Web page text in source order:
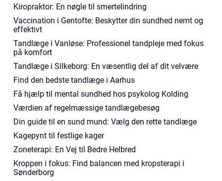
Kiropraktor: En nøgle til smertelindring
Vaccination i Gentofte: Beskytter din sundhed nemt og
effektivt
Tandlæge i Vanløse: Professionel tandpleje med fokus
på komfort
Tandlæge i Silkeborg: En væsentlig del af dit velvære
Find den bedste tandlæge i Aarhus
Få hjælp til mental sundhed hos psykolog Kolding
Værdien af regelmæssige tandlægebesøg
Din guide til en sund mund: Vælg den rette tandlæge
Kagepynt til festlige kager
Zoneterapi: En Vej til Bedre Helbred
Kroppen i fokus: Find balancen med kropsterapi i
Sønderborg